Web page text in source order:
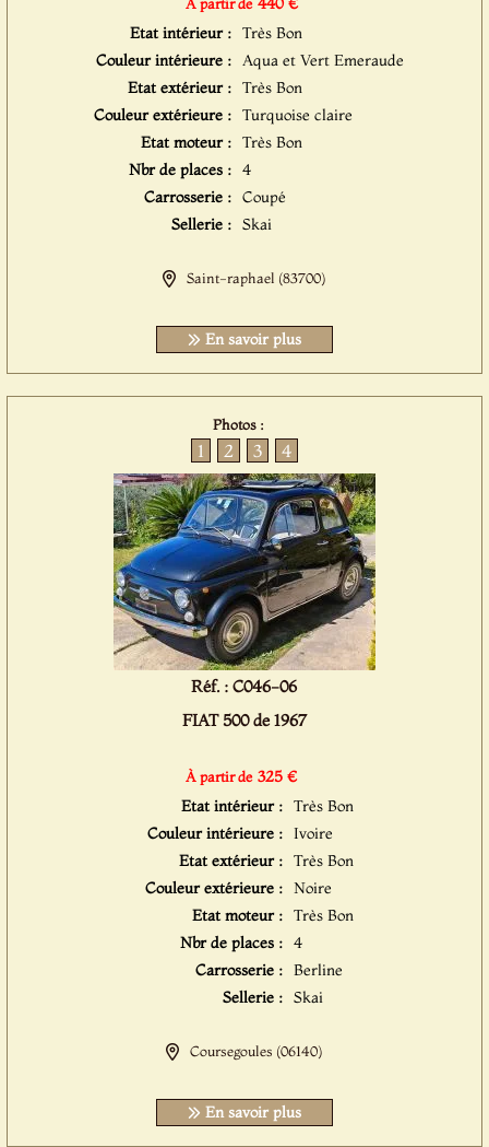
À partir de
Etat intérieur : Très Bon
Couleur intérieure : Aqua et Vert Emeraude
Etat extérieur : Très Bon
Couleur extérieure : Turquoise claire
Etat moteur : Très Bon
Nbr de places : 4
Carrosserie : Coupé
Sellerie : Skai
Saint-raphael (83700)
En savoir plus
Photos :
1 2 3 4
Réf. : C046-06
FIAT 500 de 1967
À partir de 325 €
Etat intérieur : Très Bon
Couleur intérieure : Ivoire
Etat extérieur : Très Bon
Couleur extérieure : Noire
Etat moteur : Très Bon
Nbr de places : 4
Carrosserie : Berline
Sellerie : Skai
Coursegoules (06140)
En savoir plus